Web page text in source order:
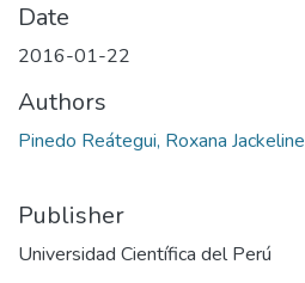
Date
2016-01-22
Authors
Pinedo Reátegui, Roxana Jackeline
Publisher
Universidad Científica del Perú